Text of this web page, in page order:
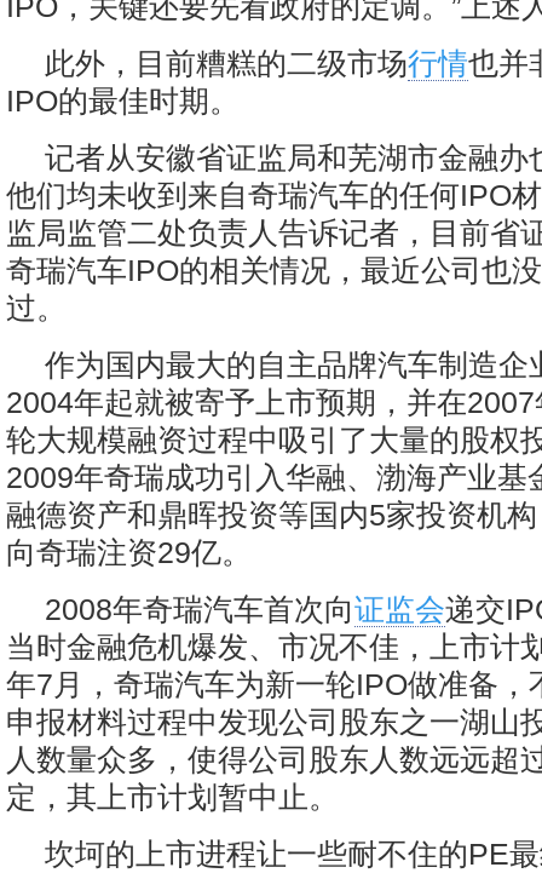
此外，目前糟糕的二级市场行情也并
IPO的最佳时期。
记者从安徽省证监局和芜湖市金融办
他们均未收到来自奇瑞汽车的任何IPO
监局监管二处负责人告诉记者，目前省
奇瑞汽车IPO的相关情况，最近公司也
过。
作为国内最大的自主品牌汽车制造企
2004年起就被寄予上市预期，并在
轮大规模融资过程中吸引了大量的股权
2009年奇瑞成功引入华融、渤海产业基
融德资产和鼎晖投资等国内5家投资机
向奇瑞注资29亿。
2008年奇瑞汽车首次向证监会递交
当时金融危机爆发、市况不佳，上市计
年7月，奇瑞汽车为新一轮IPO做准备，
申报材料过程中发现公司股东之一湖山
人数量众多，使得公司股东人数远远超
定，其上市计划暂中止。
坎坷的上市进程让一些耐不住的PE